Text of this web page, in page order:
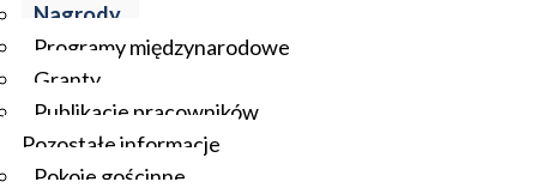
Nagrody
Programy międzynarodowe
Granty
Publikacje pracowników
Pozostałe informacje
Pokoje gościnne